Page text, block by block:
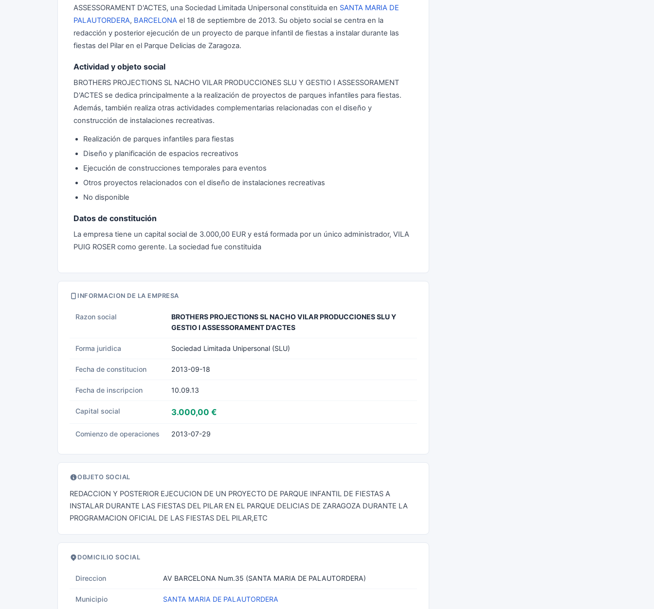
ASSESSORAMENT D'ACTES, una Sociedad Limitada Unipersonal constituida en SANTA MARIA DE
PALAUTORDERA, BARCELONA el 18 de septiembre de 2013. Su objeto social se centra en la
redacción y posterior ejecución de un proyecto de parque infantil de fiestas a instalar durante las
fiestas del Pilar en el Parque Delicias de Zaragoza.
Actividad y objeto social
BROTHERS PROJECTIONS SL NACHO VILAR PRODUCCIONES SLU Y GESTIO I ASSESSORAMENT
D'ACTES se dedica principalmente a la realización de proyectos de parques infantiles para fiestas.
Además, también realiza otras actividades complementarias relacionadas con el diseño y
construcción de instalaciones recreativas.
Realización de parques infantiles para fiestas
Diseño y planificación de espacios recreativos
Ejecución de construcciones temporales para eventos
Otros proyectos relacionados con el diseño de instalaciones recreativas
No disponible
Datos de constitución
La empresa tiene un capital social de 3.000,00 EUR y está formada por un único administrador, VILA
PUIG ROSER como gerente. La sociedad fue constituida
INFORMACION DE LA EMPRESA
Razon social
BROTHERS PROJECTIONS SL NACHO VILAR PRODUCCIONES SLU Y
GESTIO I ASSESSORAMENT D'ACTES
Forma juridica Sociedad Limitada Unipersonal (SLU)
Fecha de constitucion 2013-09-18
Fecha de inscripcion 10.09.13
Capital social 3.000,00 €
Comienzo de operaciones 2013-07-29
OBJETO SOCIAL
REDACCION Y POSTERIOR EJECUCION DE UN PROYECTO DE PARQUE INFANTIL DE FIESTAS A
INSTALAR DURANTE LAS FIESTAS DEL PILAR EN EL PARQUE DELICIAS DE ZARAGOZA DURANTE LA
PROGRAMACION OFICIAL DE LAS FIESTAS DEL PILAR,ETC
DOMICILIO SOCIAL
Direccion AV BARCELONA Num.35 (SANTA MARIA DE PALAUTORDERA)
Municipio SANTA MARIA DE PALAUTORDERA